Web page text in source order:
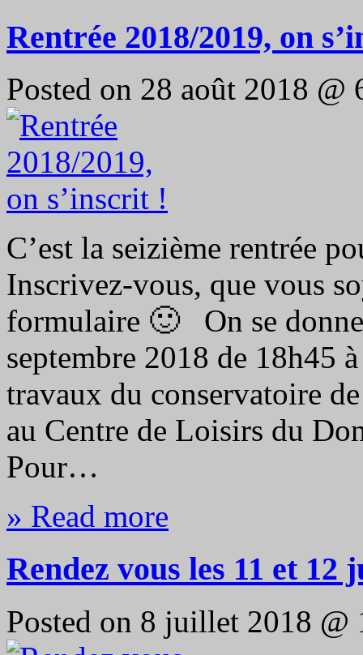
Rentrée 2018/2019, on
Posted on 28 août 2018 @
C’est la seizième rentrée
Inscrivez-vous, que vous
formulaire 🙂 On se
septembre 2018 de 18h45
travaux du conservatoire
au Centre de Loisirs du
Pour…
» Read more
Rendez vous les 11 et 12
Posted on 8 juillet 2018